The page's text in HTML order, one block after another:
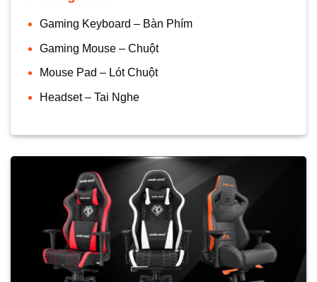
Gaming Keyboard – Bàn Phím
Gaming Mouse – Chuột
Mouse Pad – Lót Chuột
Headset – Tai Nghe